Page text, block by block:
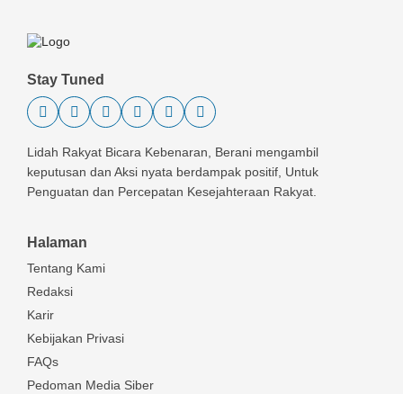
Stay Tuned
Lidah Rakyat Bicara Kebenaran, Berani mengambil
keputusan dan Aksi nyata berdampak positif, Untuk
Penguatan dan Percepatan Kesejahteraan Rakyat.
Halaman
Tentang Kami
Redaksi
Karir
Kebijakan Privasi
FAQs
Pedoman Media Siber